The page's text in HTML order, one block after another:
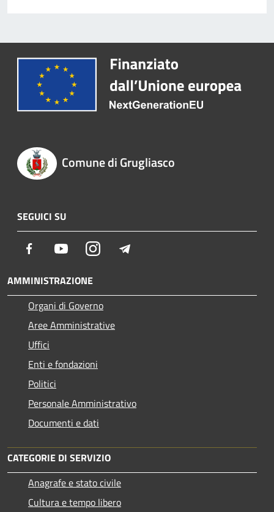
Comune di Grugliasco
SEGUICI SU
Facebook YoutubeInstagram
AMMINISTRAZIONE
Organi di Governo
Aree Amministrative
Uffici
Enti e fondazioni
Politici
Personale Amministrativo
Documenti e dati
CATEGORIE DI SERVIZIO
Anagrafe e stato civile
Cultura e tempo libero